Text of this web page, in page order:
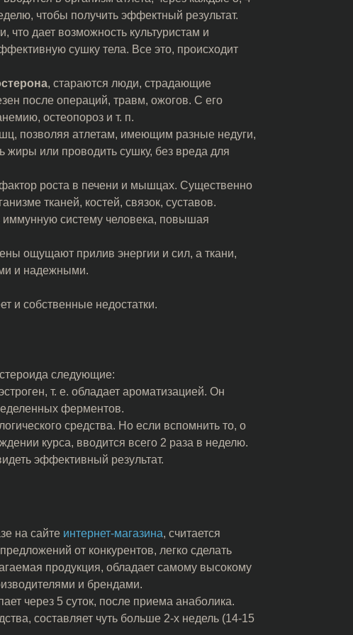
чтобы получить эффектный результат.
что дает возможность культуристам и
сушку тела. Все это, происходит
, стараются люди, страдающие
после операций, травм, ожогов. С его
остеопороз и т. п.
позволяя атлетам, имеющим разные недуги,
жиры или проводить сушку, без вреда для
роста в печени и мышцах. Существенно
тканей, костей, связок, суставов.
иммунную систему человека, повышая
ощущают прилив энергии и сил, а ткани,
и надежными.
и собственные недостатки.
следующие:
т. е. обладает ароматизацией. Он
ферментов.
средства. Но если вспомнить то, о
курса, вводится всего 2 раза в неделю.
эффективный результат.
на сайте интернет-магазина, считается
от конкурентов, легко сделать
продукция, обладает самому высокому
и брендами.
через 5 суток, после приема анаболика.
составляет чуть больше 2-х недель (14-15